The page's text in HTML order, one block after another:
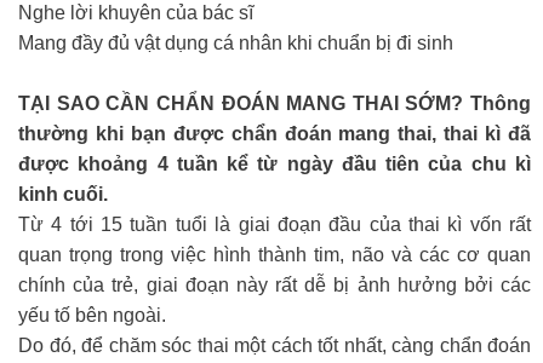
Nghe lời khuyên của bác sĩ
Mang đầy đủ vật dụng cá nhân khi chuẩn bị đi sinh
TẠI SAO CẦN CHẨN ĐOÁN MANG THAI SỚM? Thông
thường khi bạn được chẩn đoán mang thai, thai kì đã
được khoảng 4 tuần kể từ ngày đầu tiên của chu kì
kinh cuối.
Từ 4 tới 15 tuần tuổi là giai đoạn đầu của thai kì vốn rất
quan trọng trong việc hình thành tim, não và các cơ quan
chính của trẻ, giai đoạn này rất dễ bị ảnh hưởng bởi các
yếu tố bên ngoài.
Do đó, để chăm sóc thai một cách tốt nhất, càng chẩn đoán